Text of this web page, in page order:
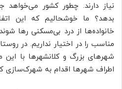
نیاز دارند. چطور کشور می‌خواهد
بدهد؟ ما خوشحالیم که این
خانواده‌ها از درد بی‌مسکنی رها
مناسب را در اختیار نداریم. در
شهرهای بزرگ و کلانشهرها با این
اطراف شهرها اقدام به شهرک‌سازی